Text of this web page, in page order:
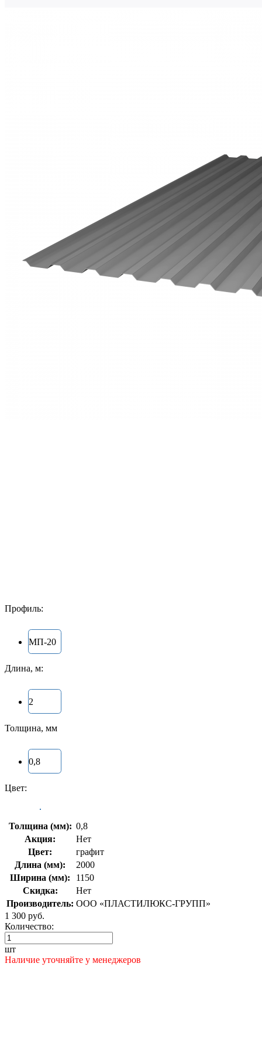
Профиль:
МП-20
Длина, м:
2
Толщина, мм
0,8
Цвет:
Толщина (мм): 0,8
Акция:
Нет
Цвет:
графит
Длина (мм):
2000
Ширина (мм):
1150
Скидка:
Нет
Производитель: ООО «ПЛАСТИЛЮКС-ГРУПП»
1 300 руб.
Количество:
шт
Наличие уточняйте у менеджеров